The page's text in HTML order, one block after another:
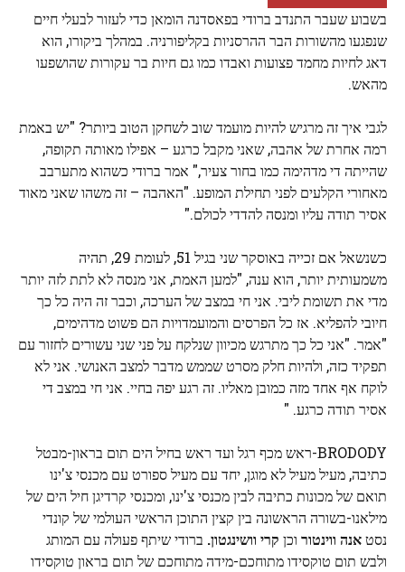
בשבוע שעבר התנדב ברודי בפאסדנה הומאן כדי לעזור לבעלי חיים
שנפגעו מהשורות הבר ההרסניות בקליפורניה. במהלך ביקורו, הוא
דאג לחיות מחמד פצועות ואבדו כמו גם חיות בר עקורות שהושפעו
מהאש.
לגבי איך זה מרגיש להיות מועמד שוב לשחקן הטוב ביותר? "יש באמת
רמה אחרת של אהבה, שאני מקבל כרגע – אפילו מאותה תקופה,
שהייתה די מדהימה כמו בחור צעיר," אמר ברודי כשהוא מתערבב
מאחורי הקלעים לפני תחילת המופע. "האהבה – זה משהו שאני מאוד
אסיר תודה עליו ומנסה להדדי לכולם."
כשנשאל אם זכייה באוסקר שני בגיל 51, לעומת 29, תהיה
משמעותית יותר, הוא ענה, "למען האמת, אני מנסה לא לתת לזה יותר
מדי את תשומת ליבי. אני חי במצב של הערכה, וכבר זה היה כל כך
חיובי להפליא. אז כל הפרסים והמועמדויות הם פשוט מדהימים,
"אמר. "אני כל כך מתרגש מכיוון שנלקח על פני שני עשורים לחזור עם
תפקיד כזה, ולהיות חלק מסרט שממש מדבר למצב האנושי. אני לא
לוקח אף אחד מזה כמובן מאליו. זה רגע יפה בחיי. אני חי במצב די
אסיר תודה כרגע. "
BRODODY-ראש מכף רגל ועד ראש בחיל הים תום בראון-מבטל
כתיבה, מעיל מעיל לא מוגן, יחד עם מעיל ספורט עם מכנסי צ'ינו
תואם של מכונות כתיבה לבין מכנסי צ'ינו, ומכנסי קרדיגן חיל הים של
מילאנו-בשורה הראשונה בין קצין התוכן הראשי העולמי של קונדי
נסטאנה ווינטור וכן קרי וושינגטון. ברודי שיתף פעולה עם המותג
ולבש תום טוקסידו מתוחכם-מידה מתוחכם של תום בראון טוקסידו